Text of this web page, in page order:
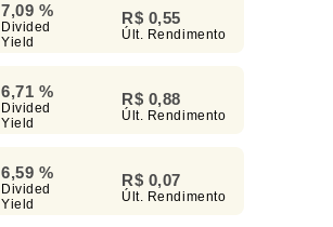
7,09 %
Divided
Yield
R$ 0,55
Últ. Rendimento
6,71 %
Divided
Yield
R$ 0,88
Últ. Rendimento
6,59 %
Divided
Yield
R$ 0,07
Últ. Rendimento